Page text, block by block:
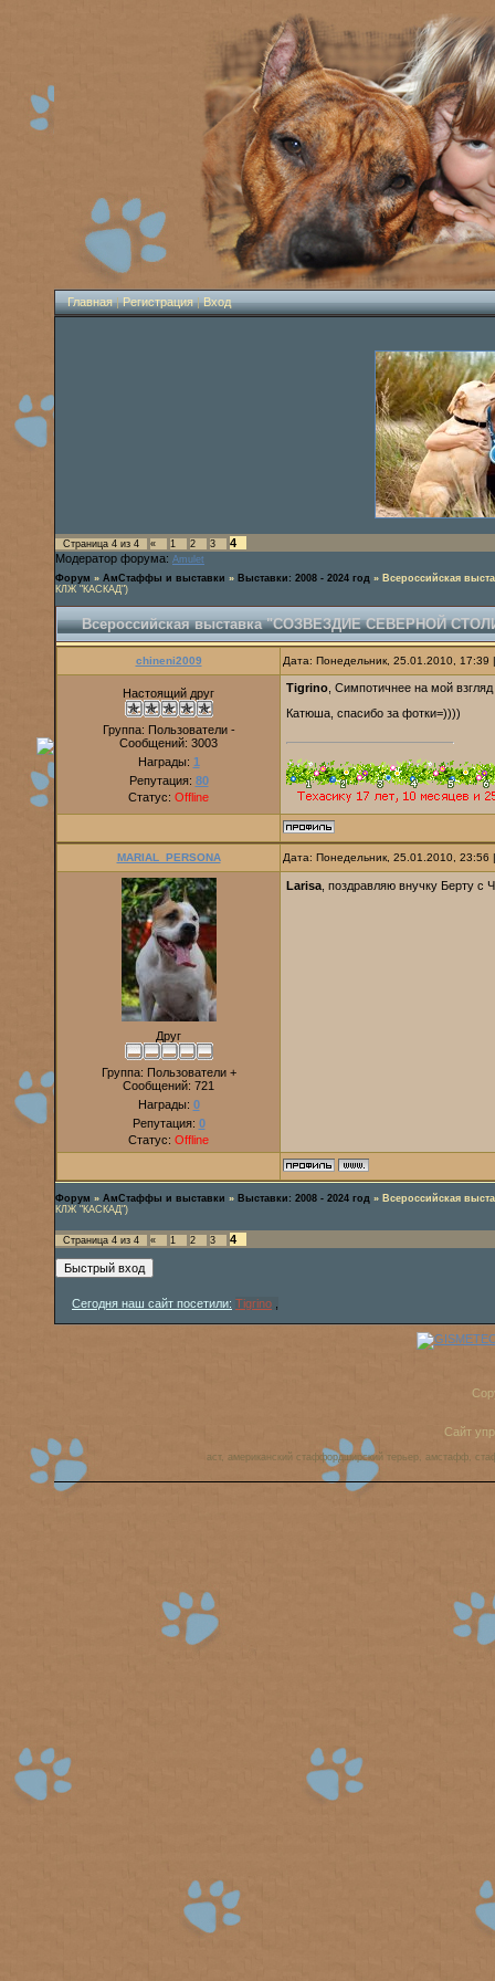
Главная|Регистрация|Вход
Страница 4 из 4 « 1 2 3
4
Модератор форума: Amulet
Форум » АмСтаффы и выставки » Выставки: 2008 - 2024 год » Всероссийская
КЛЖ "КАСКАД")
Всероссийская выставка "СОЗВЕЗДИЕ СЕВЕРНОЙ
chineni2009 Дата: Понедельник, 25.01.2010,
Настоящий друг
Группа: Пользователи -
Сообщений: 3003
Награды: 1
Репутация: 80
Статус: Offline
Tigrino , Симпотичнее на мой
Катюша, спасибо за фотки=))))
MARIAL_PERSONA Дата: Понедельник, 25.01.2010,
Друг
Группа: Пользователи +
Сообщений: 721
Награды: 0
Репутация: 0
Статус: Offline
Larisa , поздравляю внучку Берту с
Форум » АмСтаффы и выставки » Выставки: 2008 - 2024 год » Всероссийская
КЛЖ "КАСКАД")
Страница 4 из 4 « 1 2 3 4
Сегодня наш сайт посетили: Tigrino
Сайт
аст, американский стаффордширский терьер, амстафф,